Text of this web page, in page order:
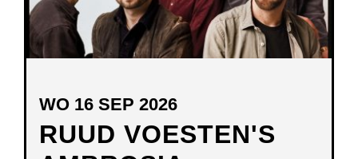
RUUD VOESTEN'S
WO 16 SEP 2026